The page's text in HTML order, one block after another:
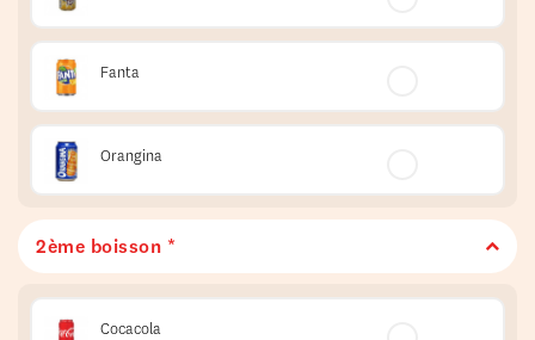
Fanta
Orangina
2ème boisson *
Cocacola